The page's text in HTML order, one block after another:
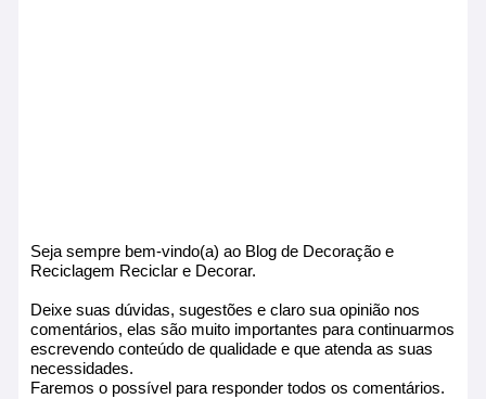
Seja sempre bem-vindo(a) ao Blog de Decoração e
Reciclagem Reciclar e Decorar.
Deixe suas dúvidas, sugestões e claro sua opinião nos
comentários, elas são muito importantes para continuarmos
escrevendo conteúdo de qualidade e que atenda as suas
necessidades.
Faremos o possível para responder todos os comentários.